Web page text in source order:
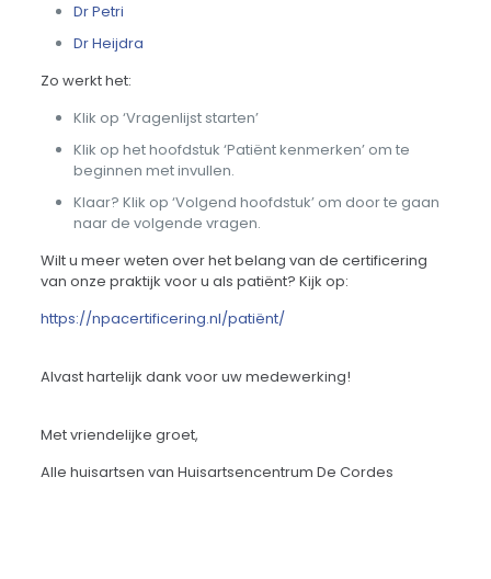
Dr Petri
Dr Heijdra
Zo werkt het:
Klik op ‘Vragenlijst starten’
Klik op het hoofdstuk ‘Patiënt kenmerken’ om te
beginnen met invullen.
Klaar? Klik op ‘Volgend hoofdstuk’ om door te gaan
naar de volgende vragen.
Wilt u meer weten over het belang van de certificering
van onze praktijk voor u als patiënt? Kijk op:
https://npacertificering.nl/patiënt/
Alvast hartelijk dank voor uw medewerking!
Met vriendelijke groet,
Alle huisartsen van Huisartsencentrum De Cordes